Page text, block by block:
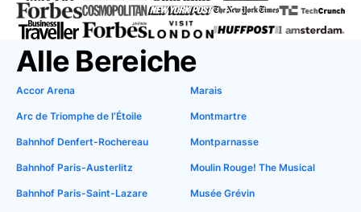
Alle Bereiche
Accor Arena
Arc de Triomphe de l’Étoile
Bahnhof Denfert-Rochereau
Bahnhof Paris-Austerlitz
Bahnhof Paris-Saint-Lazare
Marais
Montmartre
Montparnasse
Moulin Rouge! The Musical
Musée Grévin